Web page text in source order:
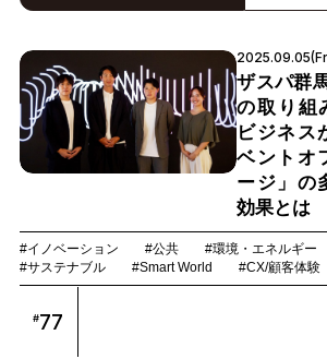
ザスパ群
の取り組
ビジネス
ベントオ
ージ」の
効果とは
#イノベーション #公共 #環境・エネルギー
#サステナブル
#Smart World #CX/顧客体験
#77